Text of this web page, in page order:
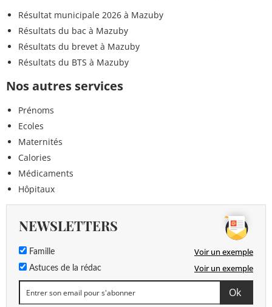
Résultat municipale 2026 à Mazuby
Résultats du bac à Mazuby
Résultats du brevet à Mazuby
Résultats du BTS à Mazuby
Nos autres services
Prénoms
Ecoles
Maternités
Calories
Médicaments
Hôpitaux
NEWSLETTERS
Famille Voir un exemple
Astuces de la rédac Voir un exemple